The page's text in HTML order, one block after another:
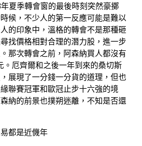
季轉會窗的最後時刻突然豪擲
候，不少人的第一反應可能是難以
的印象中，溫格的轉會不是那種砸
找價格相對合理的潛力股，進一步
那次轉會之前，阿森納買人都沒有
厄齊爾和之後一年到來的桑切斯
展現了一分錢一分貨的道理，但也
聯賽冠軍和歐冠止步十六強的境
納的前景也撲朔迷離，不知是否還
都是近僟年